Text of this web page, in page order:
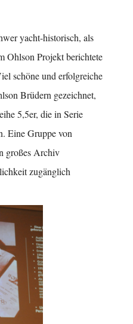
yacht-historisch, als
Ohlson Projekt berichtete
schöne und erfolgreiche
Brüdern gezeichnet,
5,5er, die in Serie
Eine Gruppe von
großes Archiv
zugänglich